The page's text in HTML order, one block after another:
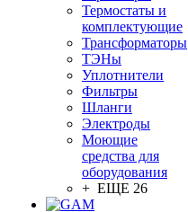
Термостаты и
комплектующие
Трансформаторы
ТЭНы
Уплотнители
Фильтры
Шланги
Электроды
Моющие
средства для
оборудования
+ ЕЩЕ 26